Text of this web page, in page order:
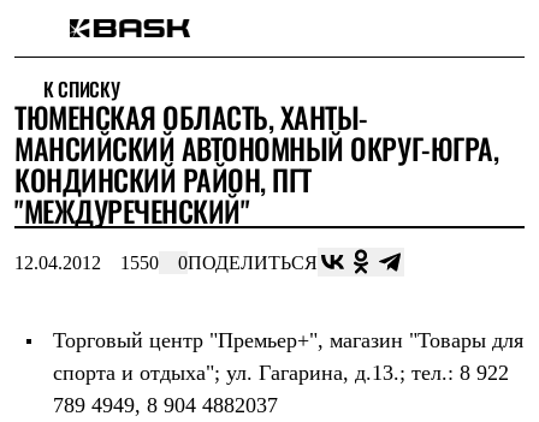
Интернет-магазин
Мужская одежда
Утепленная пухом
Куртки
Брюки
Жилеты
Комбинезоны
Куртки
Куртки
Софтшелл одежда
Куртки
К СПИСКУ
ТЮМЕНСКАЯ ОБЛАСТЬ, ХАНТЫ-
МАНСИЙСКИЙ АВТОНОМНЫЙ ОКРУГ-ЮГРА,
КОНДИНСКИЙ РАЙОН, ПГТ
"МЕЖДУРЕЧЕНСКИЙ"
12.04.2012 1550 0ПОДЕЛИТЬСЯ
Торговый центр "Премьер+", магазин "Товары для
спорта и отдыха"; ул. Гагарина, д.13.; тел.: 8 922
789 4949, 8 904 4882037